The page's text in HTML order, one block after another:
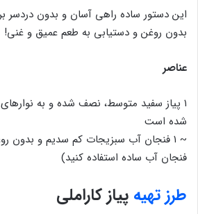
این دستور ساده راهی آسان و بدون دردسر
بدون روغن و دستیابی به طعم عمیق و غنی!
عناصر
شده است
~ ۱ فنجان آب سبزیجات کم سدیم و بدون
فنجان آب ساده استفاده کنید)
طرز تهیه پیاز کاراملی